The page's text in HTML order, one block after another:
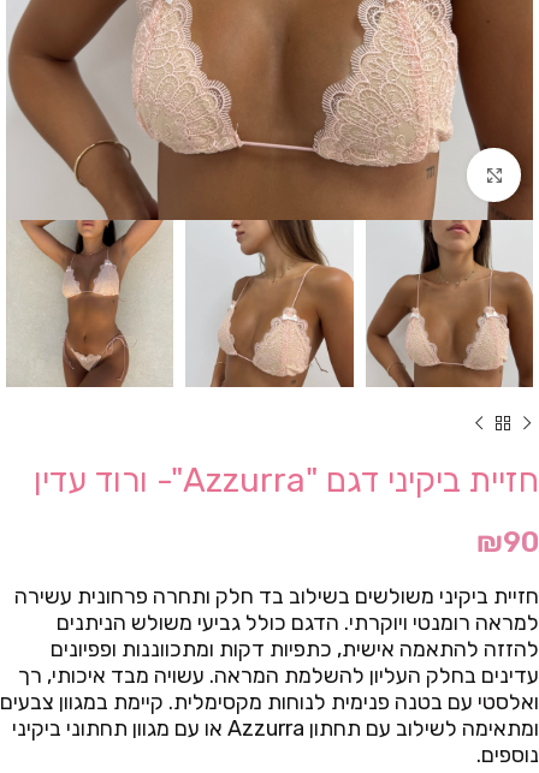
Click to enlarge
חזיית ביקיני דגם "Azzurra"- ורוד עדין
₪90
חזיית ביקיני משולשים בשילוב בד חלק ותחרה פרחונית עשירה
למראה רומנטי ויוקרתי. הדגם כולל גביעי משולש הניתנים
להזזה להתאמה אישית, כתפיות דקות ומתכווננות ופפיונים
עדינים בחלק העליון להשלמת המראה. עשויה מבד איכותי, רך
ואלסטי עם בטנה פנימית לנוחות מקסימלית. קיימת במגוון צבעים
ומתאימה לשילוב עם תחתון Azzurra או עם מגוון תחתוני ביקיני
נוספים.